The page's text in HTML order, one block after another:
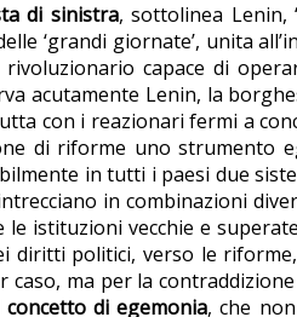
di sinistra, sottolinea Lenin,
‘grandi giornate’, unita
capace di
acutamente Lenin, la
con i reazionari fermi a
di riforme uno strumento
in tutti i paesi due
in combinazioni
istituzioni vecchie e
diritti politici, verso le
caso, ma per la
di egemonia, che